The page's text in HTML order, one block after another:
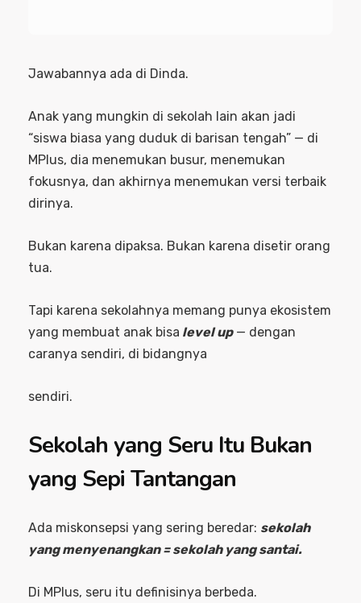
Jawabannya ada di Dinda.
Anak yang mungkin di sekolah lain akan jadi
“siswa biasa yang duduk di barisan tengah” — di
MPlus, dia menemukan busur, menemukan
fokusnya, dan akhirnya menemukan versi terbaik
dirinya.
Bukan karena dipaksa. Bukan karena disetir orang
tua.
Tapi karena sekolahnya memang punya ekosistem
yang membuat anak bisa level up— dengan
caranya sendiri, di bidangnya
sendiri.
Sekolah yang Seru Itu Bukan
yang Sepi Tantangan
Ada miskonsepsi yang sering beredar: sekolah
yang menyenangkan = sekolah yang santai.
Di MPlus, seru itu definisinya berbeda.